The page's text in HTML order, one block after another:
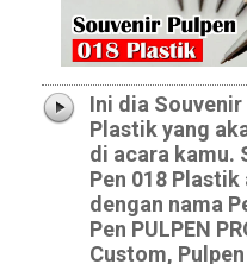
Ini dia
Plastik yang
di acara kamu.
Pen 018
dengan nama
Pen PULPEN
Custom,